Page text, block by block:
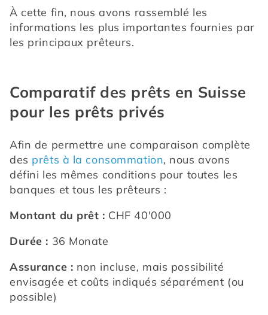
À cette fin, nous avons rassemblé les
informations les plus importantes fournies par
les principaux prêteurs.
Comparatif des prêts en Suisse
pour les prêts privés
Afin de permettre une comparaison complète
des prêts à la consommation, nous avons
défini les mêmes conditions pour toutes les
banques et tous les prêteurs :
Montant du prêt : CHF 40'000
Durée : 36 Monate
Assurance : non incluse, mais possibilité
envisagée et coûts indiqués séparément (ou
possible)